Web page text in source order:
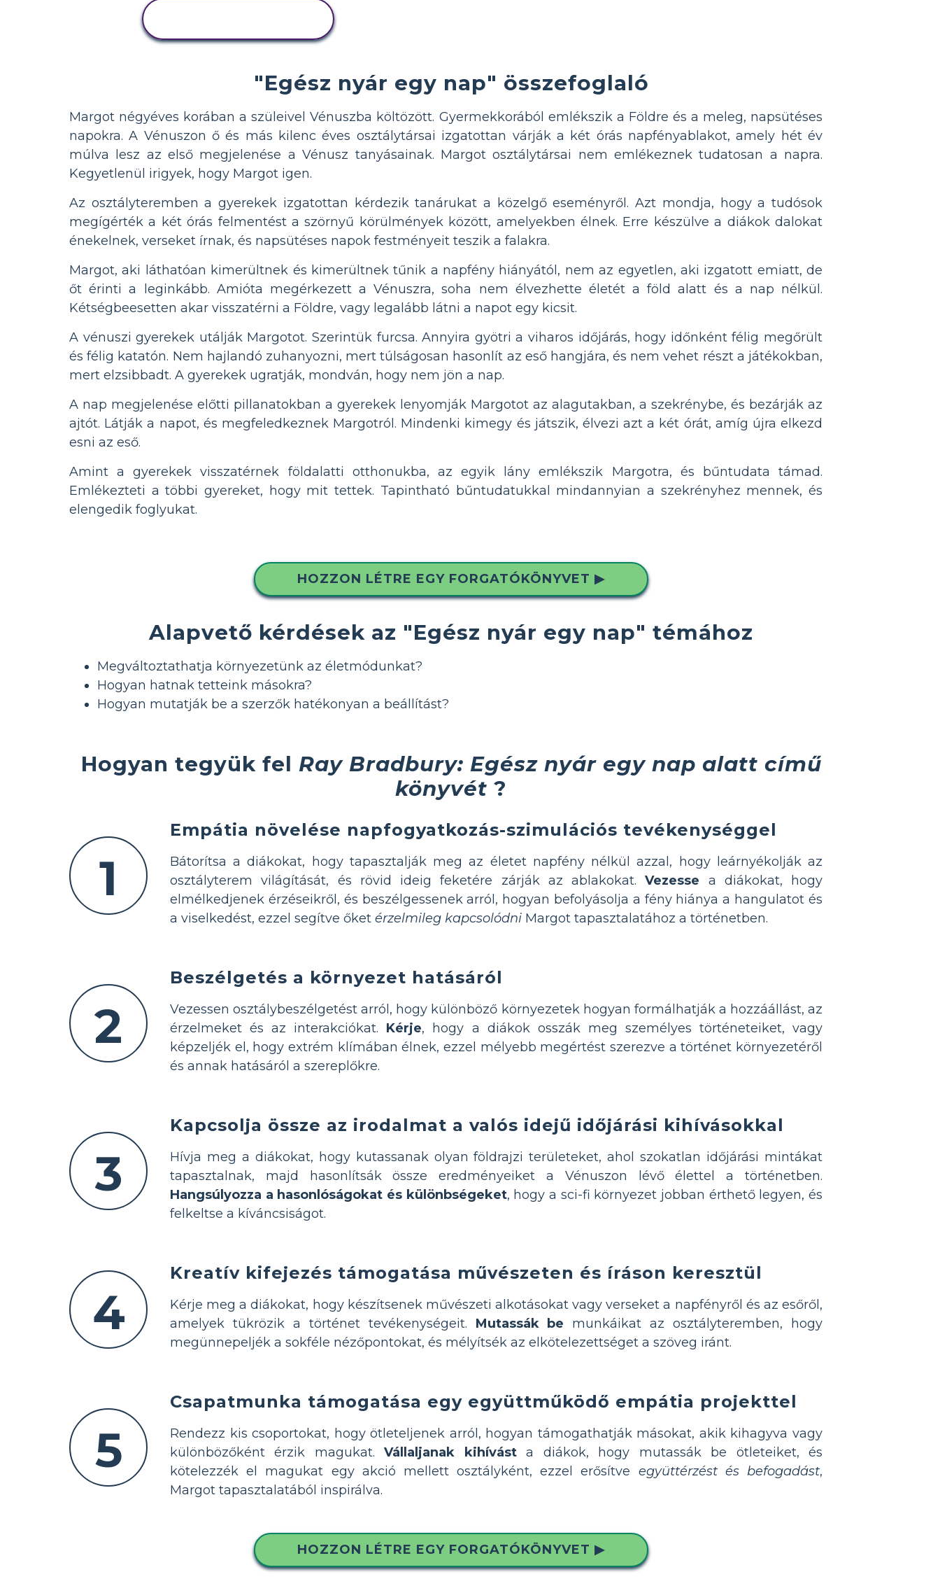
"Egész nyár egy nap" összefoglaló
Margot négyéves korában a szüleivel Vénuszba költözött. Gyermekkorából emlékszik a Földre és a meleg, napsütéses
napokra. A Vénuszon ő és más kilenc éves osztálytársai izgatottan várják a két órás napfényablakot, amely hét év
múlva lesz az első megjelenése a Vénusz tanyásainak. Margot osztálytársai nem emlékeznek tudatosan a napra.
Kegyetlenül irigyek, hogy Margot igen.
Az osztályteremben a gyerekek izgatottan kérdezik tanárukat a közelgő eseményről. Azt mondja, hogy a tudósok
megígérték a két órás felmentést a szörnyű körülmények között, amelyekben élnek. Erre készülve a diákok dalokat
énekelnek, verseket írnak, és napsütéses napok festményeit teszik a falakra.
Margot, aki láthatóan kimerültnek és kimerültnek tűnik a napfény hiányától, nem az egyetlen, aki izgatott emiatt, de
őt érinti a leginkább. Amióta megérkezett a Vénuszra, soha nem élvezhette életét a föld alatt és a nap nélkül.
Kétségbeesetten akar visszatérni a Földre, vagy legalább látni a napot egy kicsit.
A vénuszi gyerekek utálják Margotot. Szerintük furcsa. Annyira gyötri a viharos időjárás, hogy időnként félig megőrült
és félig katatón. Nem hajlandó zuhanyozni, mert túlságosan hasonlít az eső hangjára, és nem vehet részt a játékokban,
mert elzsibbadt. A gyerekek ugratják, mondván, hogy nem jön a nap.
A nap megjelenése előtti pillanatokban a gyerekek lenyomják Margotot az alagutakban, a szekrénybe, és bezárják az
ajtót. Látják a napot, és megfeledkeznek Margotról. Mindenki kimegy és játszik, élvezi azt a két órát, amíg újra elkezd
esni az eső.
Amint a gyerekek visszatérnek földalatti otthonukba, az egyik lány emlékszik Margotra, és bűntudata támad.
Emlékezteti a többi gyereket, hogy mit tettek. Tapintható bűntudatukkal mindannyian a szekrényhez mennek, és
elengedik foglyukat.
HOZZON LÉTRE EGY FORGATÓKÖNYVET ▶
Alapvető kérdések az "Egész nyár egy nap" témához
Megváltoztathatja környezetünk az életmódunkat?
Hogyan hatnak tetteink másokra?
Hogyan mutatják be a szerzők hatékonyan a beállítást?
Hogyan tegyük fel Ray Bradbury: Egész nyár egy nap alatt című
könyvét ?
1
Empátia növelése napfogyatkozás-szimulációs tevékenységgel
Bátorítsa a diákokat, hogy tapasztalják meg az életet napfény nélkül azzal, hogy leárnyékolják az
osztályterem világítását, és rövid ideig feketére zárják az ablakokat.Vezesse a diákokat, hogy
elmélkedjenek érzéseikről, és beszélgessenek arról, hogyan befolyásolja a fény hiánya a hangulatot és
a viselkedést, ezzel segítve őket érzelmileg kapcsolódni Margot tapasztalatához a történetben.
2
Beszélgetés a környezet hatásáról
Vezessen osztálybeszélgetést arról, hogy különböző környezetek hogyan formálhatják a hozzáállást, az
érzelmeket és az interakciókat. Kérje, hogy a diákok osszák meg személyes történeteiket, vagy
képzeljék el, hogy extrém klímában élnek, ezzel mélyebb megértést szerezve a történet környezetéről
és annak hatásáról a szereplőkre.
3
Kapcsolja össze az irodalmat a valós idejű időjárási kihívásokkal
Hívja meg a diákokat, hogy kutassanak olyan földrajzi területeket, ahol szokatlan időjárási mintákat
tapasztalnak, majd hasonlítsák össze eredményeiket a Vénuszon lévő élettel a történetben.
Hangsúlyozza a hasonlóságokat és különbségeket, hogy a sci-fi környezet jobban érthető legyen, és
felkeltse a kíváncsiságot.
4
Kreatív kifejezés támogatása művészeten és íráson keresztül
Kérje meg a diákokat, hogy készítsenek művészeti alkotásokat vagy verseket a napfényről és az esőről,
amelyek tükrözik a történet tevékenységeit. Mutassák be munkáikat az osztályteremben, hogy
megünnepeljék a sokféle nézőpontokat, és mélyítsék az elkötelezettséget a szöveg iránt.
5
Csapatmunka támogatása egy együttműködő empátia projekttel
Rendezz kis csoportokat, hogy ötleteljenek arról, hogyan támogathatják másokat, akik kihagyva vagy
különbözőként érzik magukat.Vállaljanak kihívásta diákok, hogy mutassák be ötleteiket, és
kötelezzék el magukat egy akció mellett osztályként, ezzel erősítve együttérzést és befogadást,
Margot tapasztalatából inspirálva.
HOZZON LÉTRE EGY FORGATÓKÖNYVET ▶